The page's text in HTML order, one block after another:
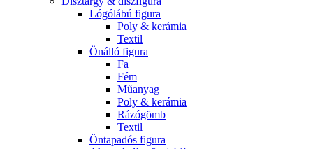
Lógólábú figura
Poly & kerámia
Textil
Önálló figura
Fa
Fém
Műanyag
Poly & kerámia
Rázógömb
Textil
Öntapadós figura